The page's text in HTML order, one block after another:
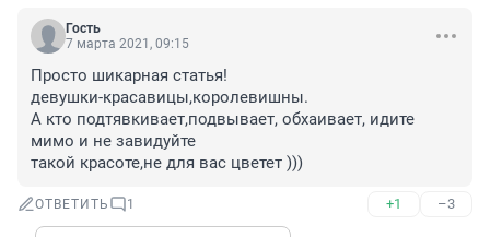
Гость
7 марта 2021, 09:15
Просто шикарная статья!
девушки-красавицы,королевишны.
А кто подтявкивает,подвывает, обхаивает, идите
мимо и не завидуйте
такой красоте,не для вас цветет )))
ОТВЕТИТЬ 1 +1 –3